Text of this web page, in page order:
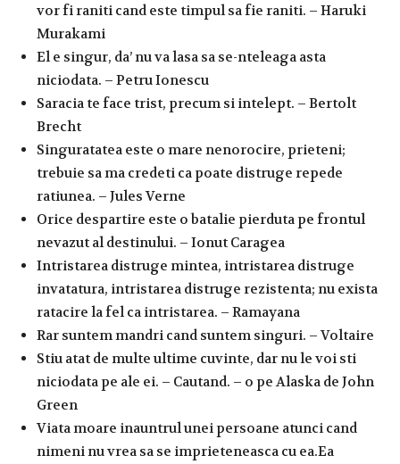
vor fi raniti cand este timpul sa fie raniti. – Haruki
Murakami
El e singur, da’ nu va lasa sa se-nteleaga asta
niciodata. – Petru Ionescu
Saracia te face trist, precum si intelept. – Bertolt
Brecht
Singuratatea este o mare nenorocire, prieteni;
trebuie sa ma credeti ca poate distruge repede
ratiunea. – Jules Verne
Orice despartire este o batalie pierduta pe frontul
nevazut al destinului. – Ionut Caragea
Intristarea distruge mintea, intristarea distruge
invatatura, intristarea distruge rezistenta; nu exista
ratacire la fel ca intristarea. – Ramayana
Rar suntem mandri cand suntem singuri. – Voltaire
Stiu atat de multe ultime cuvinte, dar nu le voi sti
niciodata pe ale ei. – Cautand. – o pe Alaska de John
Green
Viata moare inauntrul unei persoane atunci cand
nimeni nu vrea sa se imprieteneasca cu ea.Ea